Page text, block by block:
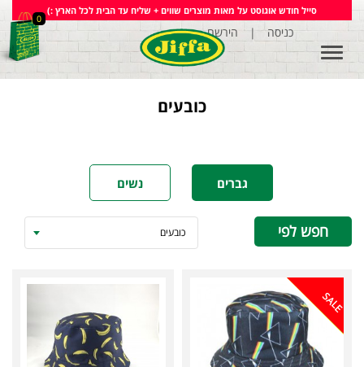
סייל חודש אוגוסט על מאות מוצרים שווים + שליח עד הבית לכל הארץ :)
Toggle
navigation
כניסה | הירשם
0
כובעים
גברים נשים
כובעים חפש לפי
SALE